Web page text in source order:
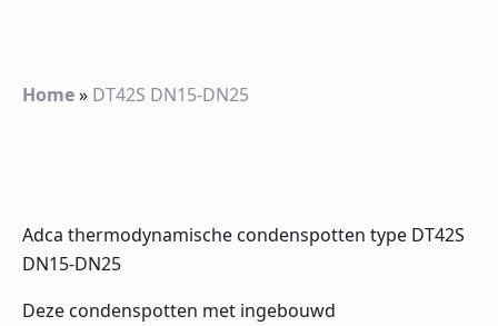
Home» DT42S DN15-DN25
Adca thermodynamische condenspotten type DT42S
DN15-DN25
Deze condenspotten met ingebouwd